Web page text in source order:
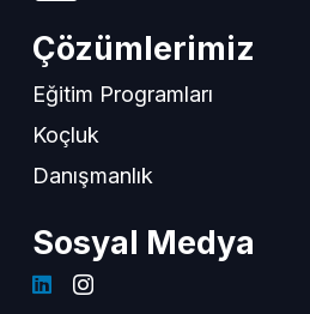
Çözümlerimiz
Eğitim Programları
Koçluk
Danışmanlık
Sosyal Medya